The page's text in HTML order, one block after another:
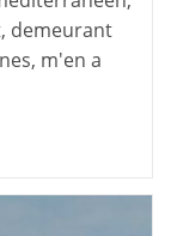
demeurant
m'en a